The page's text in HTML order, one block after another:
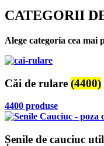
CATEGORII
Alege categoria cea mai
Căi de rulare (4400)
4400 produse
Șenile de cauciuc